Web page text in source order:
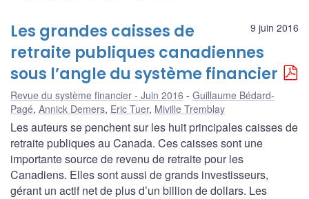
9 juin 2016
Les grandes caisses de
retraite publiques canadiennes
sous l’angle du système financier
Revue du système financier - Juin 2016
Guillaume Bédard-
Pagé, Annick Demers, Eric Tuer, Miville Tremblay
Les auteurs se penchent sur les huit principales caisses de
retraite publiques au Canada. Ces caisses sont une
importante source de revenu de retraite pour les
Canadiens. Elles sont aussi de grands investisseurs,
gérant un actif net de plus d’un billion de dollars. Les